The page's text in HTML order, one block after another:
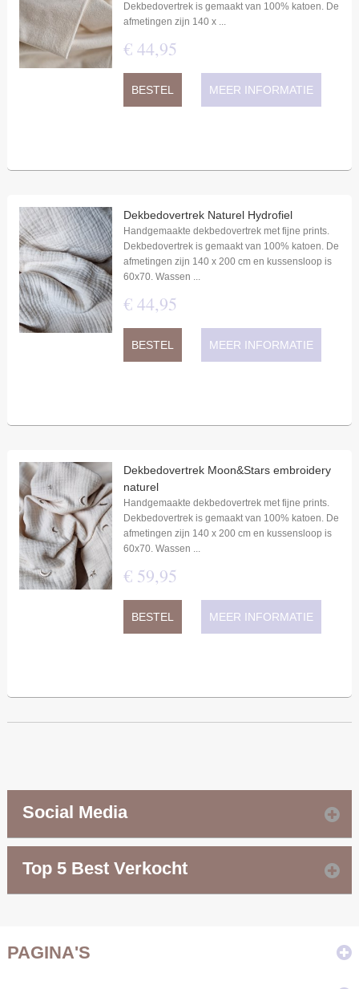
Dekbedovertrek is gemaakt van 100% katoen. De
afmetingen zijn 140 x ...
€ 44,95
BESTEL MEER INFORMATIE
Dekbedovertrek Naturel Hydrofiel
Handgemaakte dekbedovertrek met fijne prints.
Dekbedovertrek is gemaakt van 100% katoen. De
afmetingen zijn 140 x 200 cm en kussensloop is
60x70. Wassen ...
€ 44,95
BESTEL MEER INFORMATIE
Dekbedovertrek Moon&Stars embroidery
naturel
Handgemaakte dekbedovertrek met fijne prints.
Dekbedovertrek is gemaakt van 100% katoen. De
afmetingen zijn 140 x 200 cm en kussensloop is
60x70. Wassen ...
€ 59,95
BESTEL MEER INFORMATIE
Social Media
Top 5 Best Verkocht
PAGINA'S